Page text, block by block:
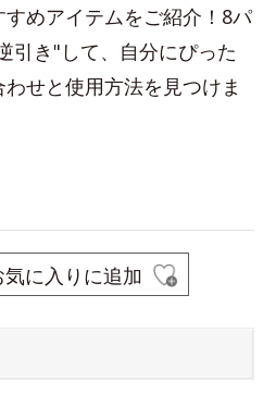
めアイテムをご紹介！8パ
引き"して、自分にぴった
せと使用方法を見つけま
に入りに追加